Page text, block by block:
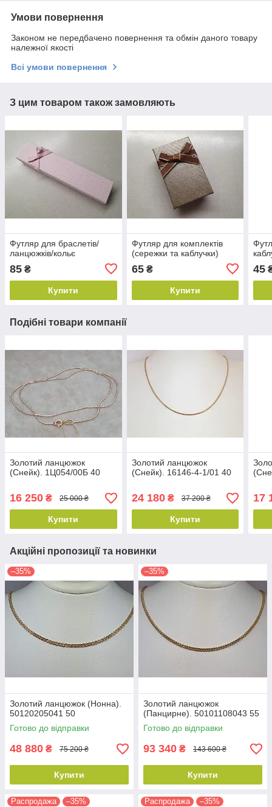
Умови повернення
Законом не передбачено повернення та обмін даного товару
належної якості
Всі умови повернення
З цим товаром також замовляють
Футляр для браслетів/
ланцюжків/кольє
85 ₴
Купити
Футляр для комплектів
(сережки та каблучки)
65₴
Купити
45
Подібні товари компанії
Золотий ланцюжок
(Снейк). 1Ц054/00Б 40
16 250 ₴ 25 000 ₴
Купити
Золотий ланцюжок
(Снейк). 16146-4-1/01 40
24 180₴ 37 200 ₴
Купити
17
Акційні пропозиції та новинки
–35%
Золотий ланцюжок (Нонна).
50120205041 50
Готово до відправки
48 880 ₴ 75 200 ₴
Купити
–35%
Золотий ланцюжок
(Панцирне). 50101108043 55
Готово до відправки
93 340 ₴ 143 600 ₴
Купити
Распродажа –35% Распродажа –35%